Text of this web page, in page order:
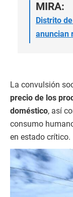
MIRA:
Distrito
anuncian
La convulsión
precio de los
doméstico, así
consumo
en estado crítico.